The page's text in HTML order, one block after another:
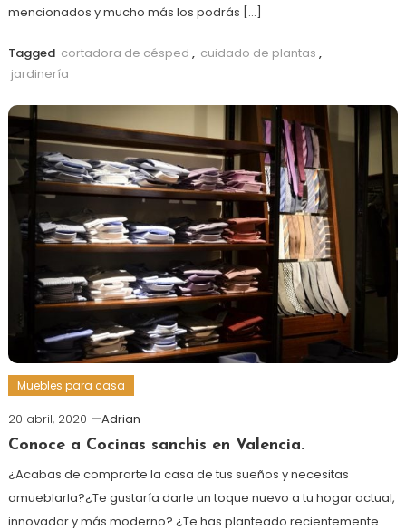
mencionados y mucho más los podrás […]
Tagged cortadora de césped , cuidado de plantas ,
jardinería
más
Muebles para casa
20 abril, 2020
Adrian
Conoce a Cocinas sanchis en Valencia.
¿Acabas de comprarte la casa de tus sueños y necesitas
amueblarla?¿Te gustaría darle un toque nuevo a tu hogar actual,
innovador y más moderno? ¿Te has planteado recientemente